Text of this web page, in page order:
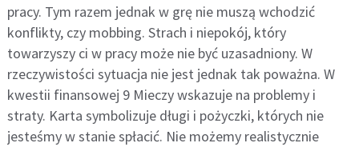
pracy. Tym razem jednak w grę nie muszą wchodzić
konflikty, czy mobbing. Strach i niepokój, który
towarzyszy ci w pracy może nie być uzasadniony. W
rzeczywistości sytuacja nie jest jednak tak poważna. W
kwestii finansowej 9 Mieczy wskazuje na problemy i
straty. Karta symbolizuje długi i pożyczki, których nie
jesteśmy w stanie spłacić. Nie możemy realistycznie